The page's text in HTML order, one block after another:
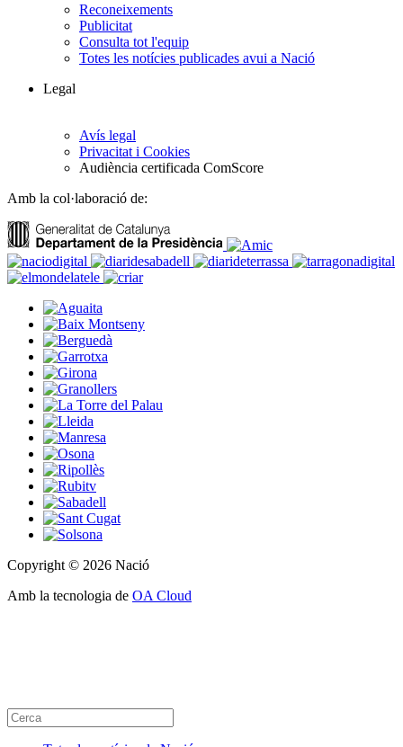
Reconeixements
Publicitat
Consulta tot l'equip
Totes les notícies publicades avui a Nació
Legal
Avís legal
Privacitat i Cookies
Audiència certificada ComScore
Amb la col·laboració de:
Copyright © 2026 Nació
Amb la tecnologia de OA Cloud